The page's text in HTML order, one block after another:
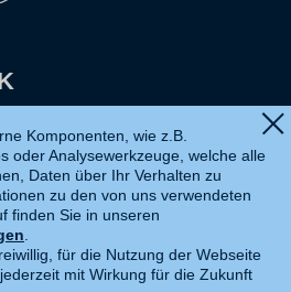
Komponenten, wie z.B.
oder Analysewerkzeuge, welche alle
Daten über Ihr Verhalten zu
zu den von uns verwendeten
finden Sie in unseren
.
für die Nutzung der Webseite
mit Wirkung für die Zukunft